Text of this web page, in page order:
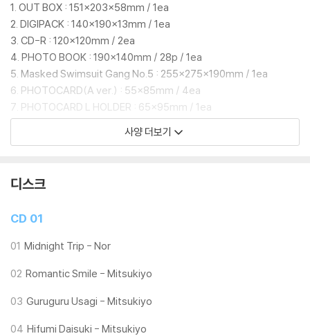
보충수업부 학생들처럼 사랑스러운 분위기의 'Midnight Trip', 'Romanti
c Smile', 'Lovely Picnic' 등의 곡들과 함께 히후미의 테마곡인 'Hifumi
Daisuki'를 비롯해 선생님이라면 누구나 학생들과의 추억을 회상할 수 있
는 'Aira', 'Guruguru Usagi'와 함께 블루 아카이브의 주요 스토리의 배경
으로 삽입되었던 'Constant Moderato Piano Arrange', 'Kyrie Eleis
on', 'RE Aoharu', 등 선생님들과 학생들이 함께한 우리들의 기적같은 이
야기를 수놓은 다양한 OST가 수록되어있다.
이번 패키지는 선택 사양에 따라 아크릴 스탠드, 포토카드, 수영복 복면단
관계 없이 지급되어 선생님들이라면 놓칠 수 없는 선물이 될 전망이다.
1. OUT BOX : 151x203x58mm / 1ea
2. DIGIPACK : 140x190x13mm / 1ea
3. CD-R : 120x120mm / 2ea
4. PHOTO BOOK : 190x140mm / 28p / 1ea
5. Masked Swimsuit Gang No.5 : 255x275x190mm / 1ea
6. PHOTOCARD(A ver.) : 55x85mm / 4ea
7. PHOTOCARD L HOLDER : 65x95mm / 1ea
8. LD ACRYLIC STAND : 160x38x122 mm / 1ea
9. SPECIAL ITEM COUPON : 85x115mm / 1ea
사양 더보기
디스크
CD 01
01 Midnight Trip - Nor
02 Romantic Smile - Mitsukiyo
03 Guruguru Usagi - Mitsukiyo
04 Hifumi Daisuki - Mitsukiyo